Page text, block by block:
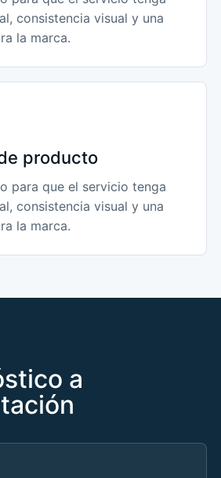
consistencia visual y una
la marca.
producto
para que el servicio tenga
consistencia visual y una
la marca.
a